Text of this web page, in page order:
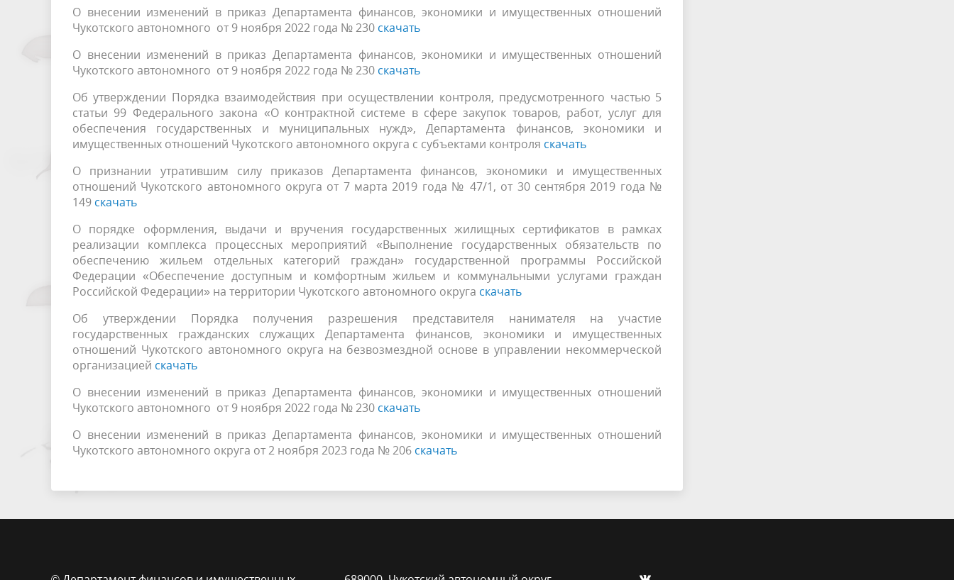
О внесении изменений в приказ Департамента финансов, экономики и имущественных отношений
Чукотского автономного от 9 ноября 2022 года № 230 скачать
О внесении изменений в приказ Департамента финансов, экономики и имущественных отношений
Чукотского автономного от 9 ноября 2022 года № 230 скачать
Об утверждении Порядка взаимодействия при осуществлении контроля, предусмотренного частью 5
статьи 99 Федерального закона «О контрактной системе в сфере закупок товаров, работ, услуг для
обеспечения государственных и муниципальных нужд», Департамента финансов, экономики и
имущественных отношений Чукотского автономного округа с субъектами контроля скачать
О признании утратившим силу приказов Департамента финансов, экономики и имущественных
отношений Чукотского автономного округа от 7 марта 2019 года № 47/1, от 30 сентября 2019 года №
149 скачать
О порядке оформления, выдачи и вручения государственных жилищных сертификатов в рамках
реализации комплекса процессных мероприятий «Выполнение государственных обязательств по
обеспечению жильем отдельных категорий граждан» государственной программы Российской
Федерации «Обеспечение доступным и комфортным жильем и коммунальными услугами граждан
Российской Федерации» на территории Чукотского автономного округа скачать
Об утверждении Порядка получения разрешения представителя нанимателя на участие
государственных гражданских служащих Департамента финансов, экономики и имущественных
отношений Чукотского автономного округа на безвозмездной основе в управлении некоммерческой
организацией скачать
О внесении изменений в приказ Департамента финансов, экономики и имущественных отношений
Чукотского автономного от 9 ноября 2022 года № 230 скачать
О внесении изменений в приказ Департамента финансов, экономики и имущественных отношений
Чукотского автономного округа от 2 ноября 2023 года № 206 скачать